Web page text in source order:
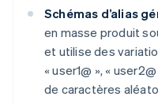
Schémas d’alias
en masse produit
et utilise des
« user1@ », «
de caractères